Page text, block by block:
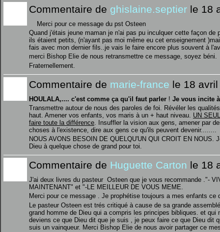
Commentaire de ghislaine.septier le 18
Merci pour ce message du pst Osteen
Quand j'étais jeune maman je n'ai pas pu inculquer cette façon de
ils étaient petits, (n'ayant pas moi même eu cet enseignement
fais avec mon dernier fils..je vais le faire encore plus souvent à
merci Bishop Elie de nous retransmettre ce message, soyez béni.
Fraternellement.
Commentaire de marie-france le 18
HOULALA,.... c'est comme ça qu'il faut parler ! Je vous incite
Transmettre autour de nous des paroles de foi. Révéler les
haut. Amener vos enfants, vos maris à un + haut niveau. UN
faire toute la différence . Insuffler la vision aux gens, amener par
choses à l'existence, dire aux gens ce qu'ils peuvent devenir........
NOUS AVONS BESOIN DE QUELQU'UN QUI CROIT EN NOUS.
Dieu à quelque chose de grand pour toi.
Commentaire de Huguette Carton le 18
J'ai deux livres du pasteur Osteen que je vous recommande ."-
MAINTENANT" et "-LE MEILLEUR DE VOUS MEME.
Merci pour ce message . Je prophétise toujours a mes enfants ce
Le pasteur Osteen est trés critiqué à cause de sa grande
grand homme de Dieu qui a compris les principes bibliques. et qui
deviens ce que Dieu dit que je suis , je peux faire ce que Dieu dit
suis un vainqueur. Merci Bishop Elie de nous avoir partager ce